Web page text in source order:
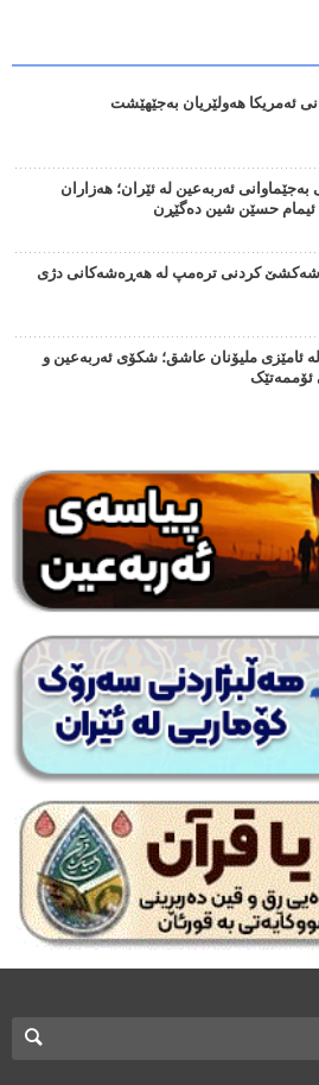
ئەمریکا هەولێریان بەجێهێشت
بەجێماوانی ئەربەعین لە ئێران؛ هەزاران
حسێن شین دەگێڕن
کردنی ترەمپ لە هەڕەشەکانی دژی
لە ئامێزی ملیۆنان عاشق؛ شکۆی ئەربەعین و